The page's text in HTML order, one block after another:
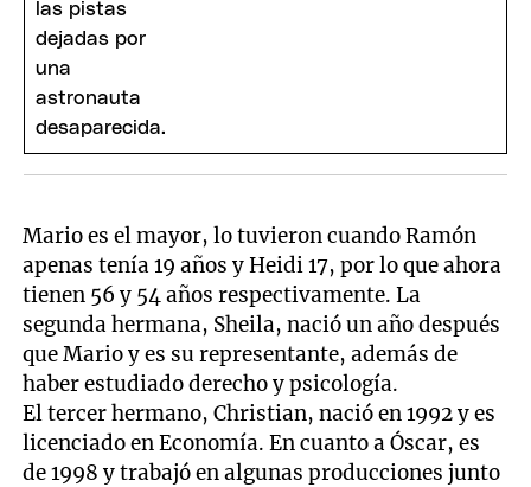
Mario es el mayor, lo tuvieron cuando Ramón
apenas tenía 19 años y Heidi 17, por lo que ahora
tienen 56 y 54 años respectivamente. La
segunda hermana, Sheila, nació un año después
que Mario y es su representante, además de
haber estudiado derecho y psicología.
El tercer hermano, Christian, nació en 1992 y es
licenciado en Economía. En cuanto a Óscar, es
de 1998 y trabajó en algunas producciones junto